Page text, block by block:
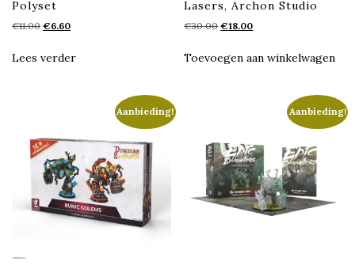
Polyset
€11.00 Oorspronkelijke
was:
€6.60Huidige
is:
Lees verder
Lasers, Archon Studio
€30.00Oorspronkelijke
was:
€18.00Huidige
is:
Toevoegen aan winkelwagen
Aanbieding! Aanbieding!